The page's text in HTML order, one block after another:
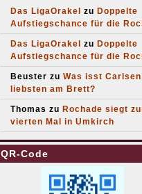
Das LigaOrakel zu Doppelte
Aufstiegschance für die
Das LigaOrakel zu Doppelte
Aufstiegschance für die
Beuster zu Was isst Carlsen
liebsten am Brett?
Thomas zu Rochade siegt
vierten Mal in Umkirch
QR-Code